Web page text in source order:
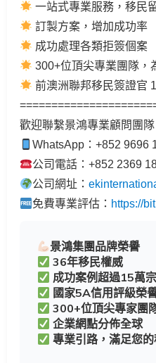
一站式專業服務，移民
訂製方案，增加成功率
成功處理各類拒簽個案
300+位頂尖專業團隊，
前澳洲聯邦移民簽證官
歡迎聯繫景鴻專業顧問團
WhatsApp：+852 9696
公司電話：+852 2369
公司網址：
免費專業評估： https://
景鴻集團品牌榮譽
36年移民權威
成功案例超過15萬宗
國家5A信用評級榮
300+位頂尖專家團
企業網點分佈全球
專業引路，滿足您